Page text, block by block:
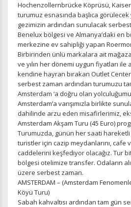
Pazarlama Çerezleri
Size ve ilgi alanlarınıza uygun
kullanılır. Kapatırsanız reklamları
edersiniz, ancak daha az alakalı
Tercihleri
Hochenzollernbrücke Köprüsü, Kaiser
turumuz esnasında başlıca görülecek
gezimizin ardından sunulacak
Benelux bölgesi ve Almanya’daki en
merkezine ev sahipliği yapan
Birbirinden ünlü markalara ait
ve yılın her dönemi uygun fiyatları ile
kendine hayran bırakan Outlet Center
serbest zaman ardından turumuzu
Amsterdam ‘a doğru olan
Amsterdam’a varışımızla birlikte
dahilinde arzu eden misafirlerimiz,
Amsterdam Akşam Turu (45 Euro)
Turumuzda, günün her saati hareketli
turistler için cazip meydanlarını, cafe
caddelerini keşfediyor olacağız. Tur
bölgesi otelimize transfer. Odaların
üzere serbest zaman.
AMSTERDAM – (Amsterdam
Köyü Turu)
Sabah kahvaltısı ardından tam gün